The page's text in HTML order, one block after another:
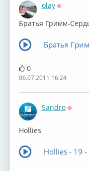
olay
Братья Гримм-
Братья
0
06.07.2011 16:24
Sandro
Hollies
Hollies - 19